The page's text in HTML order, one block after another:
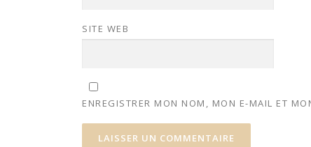
SITE WEB
ENREGISTRER MON NOM, MON E-MAIL ET